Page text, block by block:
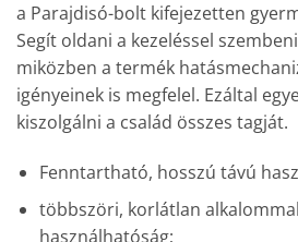
a Parajdisó-bolt kifejezetten
Segít oldani a kezeléssel
miközben a termék
igényeinek is megfelel. Ezáltal
kiszolgálni a család összes tagját.
Fenntartható, hosszú távú
többszöri, korlátlan
használhatóság;